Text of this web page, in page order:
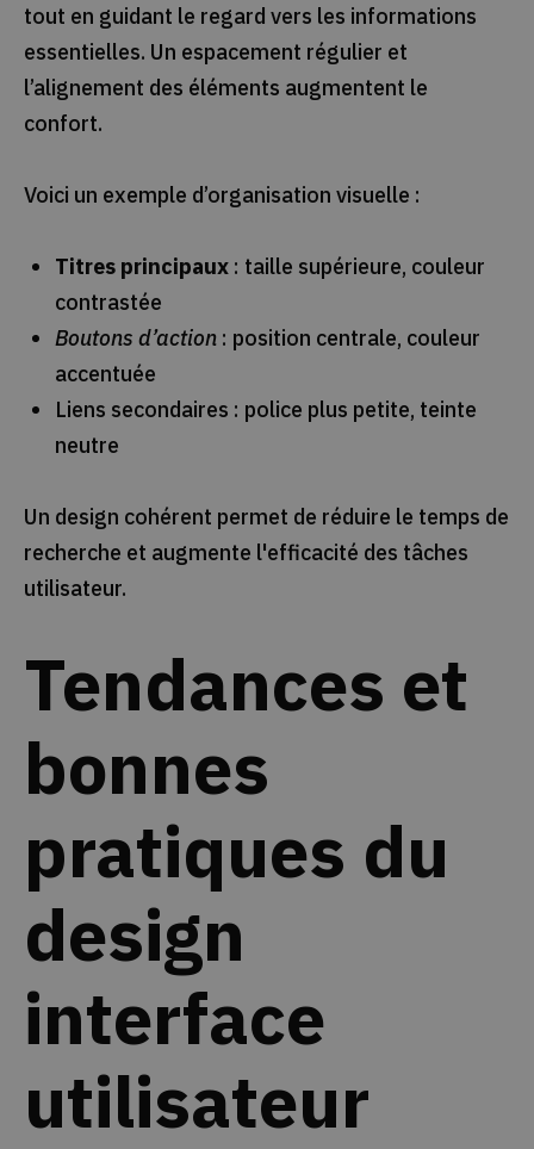
tout en guidant le regard vers les informations
essentielles. Un espacement régulier et
l’alignement des éléments augmentent le
confort.
Voici un exemple d’organisation visuelle :
Titres principaux: taille supérieure, couleur
contrastée
Boutons d’action: position centrale, couleur
accentuée
Liens secondaires : police plus petite, teinte
neutre
Un design cohérent permet de réduire le temps de
recherche et augmente l'efficacité des tâches
utilisateur.
Tendances et
bonnes
pratiques du
design
interface
utilisateur